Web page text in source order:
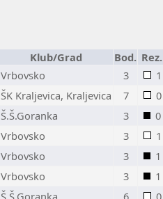
Klub/Grad Bod. Rez.
Vrbovsko 3
1
ŠK Kraljevica, Kraljevica 7
0
Š.Š.Goranka 3
0
Vrbovsko 3
1
Vrbovsko 3
1
Vrbovsko 3
1
Š.Š.Goranka 6 0